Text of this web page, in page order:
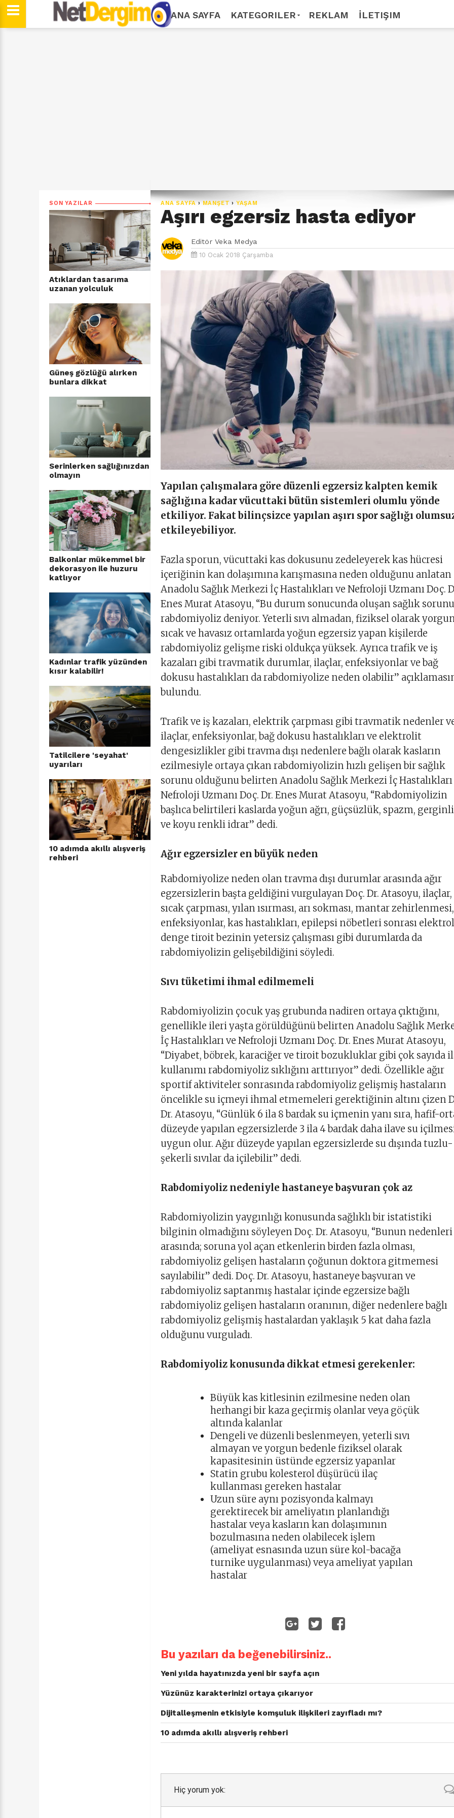
ANA SAYFA KATEGORILER REKLAM İLETIŞIM
SON YAZILAR
Atıklardan tasarıma
uzanan yolculuk
Güneş gözlüğü alırken
bunlara dikkat
Serinlerken sağlığınızdan
olmayın
Balkonlar mükemmel bir
dekorasyon ile huzuru
katlıyor
Kadınlar trafik yüzünden
kısır kalabilir!
Tatilcilere 'seyahat'
uyarıları
10 adımda akıllı alışveriş
rehberi
ANA SAYFA › MANŞET › YAŞAM
Aşırı egzersiz hasta ediyor
Editör Veka Medya
10 Ocak 2018 Çarşamba
Yapılan çalışmalara göre düzenli egzersiz kalpten kemik
sağlığına kadar vücuttaki bütün sistemleri olumlu yönde
etkiliyor. Fakat bilinçsizce yapılan aşırı spor sağlığı
etkileyebiliyor.
Fazla sporun, vücuttaki kas dokusunu zedeleyerek kas hücresi
içeriğinin kan dolaşımına karışmasına neden olduğunu anlatan
Anadolu Sağlık Merkezi İç Hastalıkları ve Nefroloji Uzmanı Doç.
Enes Murat Atasoyu, “Bu durum sonucunda oluşan sağlık
rabdomiyoliz deniyor. Yeterli sıvı almadan, fiziksel olarak
sıcak ve havasız ortamlarda yoğun egzersiz yapan kişilerde
rabdomiyoliz gelişme riski oldukça yüksek. Ayrıca trafik ve iş
kazaları gibi travmatik durumlar, ilaçlar, enfeksiyonlar ve bağ
dokusu hastalıkları da rabdomiyolize neden olabilir”
bulundu.
Trafik ve iş kazaları, elektrik çarpması gibi travmatik nedenler
ilaçlar, enfeksiyonlar, bağ dokusu hastalıkları ve elektrolit
dengesizlikler gibi travma dışı nedenlere bağlı olarak kasların
ezilmesiyle ortaya çıkan rabdomiyolizin hızlı gelişen bir sağlık
sorunu olduğunu belirten Anadolu Sağlık Merkezi İç Hastalıkları
Nefroloji Uzmanı Doç. Dr. Enes Murat Atasoyu, “Rabdomiyolizin
başlıca belirtileri kaslarda yoğun ağrı, güçsüzlük, spazm,
ve koyu renkli idrar” dedi.
Ağır egzersizler en büyük neden
Rabdomiyolize neden olan travma dışı durumlar arasında ağır
egzersizlerin başta geldiğini vurgulayan Doç. Dr. Atasoyu, ilaçlar,
sıcak çarpması, yılan ısırması, arı sokması, mantar zehirlenmesi,
enfeksiyonlar, kas hastalıkları, epilepsi nöbetleri sonrası
denge tiroit bezinin yetersiz çalışması gibi durumlarda da
rabdomiyolizin gelişebildiğini söyledi.
Sıvı tüketimi ihmal edilmemeli
Rabdomiyolizin çocuk yaş grubunda nadiren ortaya çıktığını,
genellikle ileri yaşta görüldüğünü belirten Anadolu Sağlık
İç Hastalıkları ve Nefroloji Uzmanı Doç. Dr. Enes Murat Atasoyu,
“Diyabet, böbrek, karaciğer ve tiroit bozukluklar gibi çok sayıda
kullanımı rabdomiyoliz sıklığını arttırıyor” dedi. Özellikle ağır
sportif aktiviteler sonrasında rabdomiyoliz gelişmiş hastaların
öncelikle su içmeyi ihmal etmemeleri gerektiğinin altını çizen
Dr. Atasoyu, “Günlük 6 ila 8 bardak su içmenin yanı sıra, hafif-
düzeyde yapılan egzersizlerde 3 ila 4 bardak daha ilave su
uygun olur. Ağır düzeyde yapılan egzersizlerde su dışında tuzlu-
şekerli sıvılar da içilebilir” dedi.
Rabdomiyoliz nedeniyle hastaneye başvuran çok az
Rabdomiyolizin yaygınlığı konusunda sağlıklı bir istatistiki
bilginin olmadığını söyleyen Doç. Dr. Atasoyu, “Bunun nedenleri
arasında; soruna yol açan etkenlerin birden fazla olması,
rabdomiyoliz gelişen hastaların çoğunun doktora gitmemesi
sayılabilir” dedi. Doç. Dr. Atasoyu, hastaneye başvuran ve
rabdomiyoliz saptanmış hastalar içinde egzersize bağlı
rabdomiyoliz gelişen hastaların oranının, diğer nedenlere bağlı
rabdomiyoliz gelişmiş hastalardan yaklaşık 5 kat daha fazla
olduğunu vurguladı.
Rabdomiyoliz konusunda dikkat etmesi gerekenler:
Büyük kas kitlesinin ezilmesine neden olan
herhangi bir kaza geçirmiş olanlar veya göçük
altında kalanlar
Dengeli ve düzenli beslenmeyen, yeterli sıvı
almayan ve yorgun bedenle fiziksel olarak
kapasitesinin üstünde egzersiz yapanlar
Statin grubu kolesterol düşürücü ilaç
kullanması gereken hastalar
Uzun süre aynı pozisyonda kalmayı
gerektirecek bir ameliyatın planlandığı
hastalar veya kasların kan dolaşımının
bozulmasına neden olabilecek işlem
(ameliyat esnasında uzun süre kol-bacağa
turnike uygulanması) veya ameliyat yapılan
hastalar
Bu yazıları da beğenebilirsiniz..
Yeni yılda hayatınızda yeni bir sayfa açın
Yüzünüz karakterinizi ortaya çıkarıyor
Dijitalleşmenin etkisiyle komşuluk ilişkileri zayıfladı mı?
10 adımda akıllı alışveriş rehberi
Hiç yorum yok: